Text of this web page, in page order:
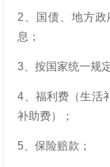
2、国债、地方政
息；
3、按国家统一规
4、福利费（生活
补助费）；
5、保险赔款；